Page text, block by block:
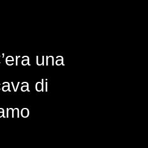
una
di